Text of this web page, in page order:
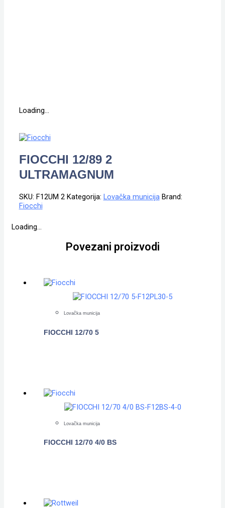
Loading...
FIOCCHI 12/89 2
ULTRAMAGNUM
SKU: F12UM 2 Kategorija: Lovačka municija Brand:
Fiocchi
Loading...
Povezani proizvodi
Lovačka municija
FIOCCHI 12/70 5
Lovačka municija
FIOCCHI 12/70 4/0 BS